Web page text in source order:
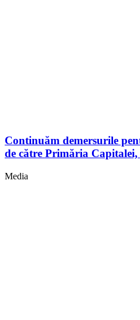
Continuăm demersurile
de către Primăria
Media